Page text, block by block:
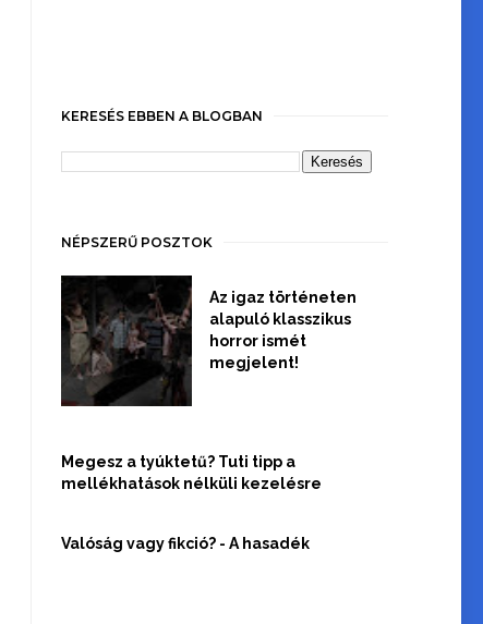
KERESÉS EBBEN A BLOGBAN
NÉPSZERŰ POSZTOK
Az igaz történeten
alapuló klasszikus
horror ismét
megjelent!
Megesz a tyúktetű? Tuti tipp a
mellékhatások nélküli kezelésre
Valóság vagy fikció? - A hasadék